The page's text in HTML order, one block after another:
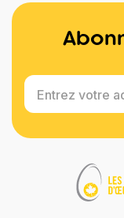
Entrez votre